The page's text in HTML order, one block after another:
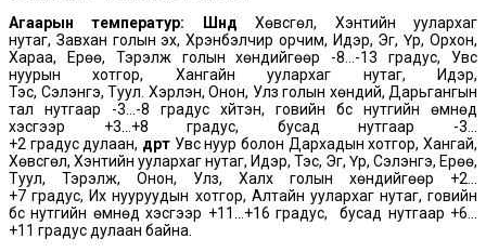
Агаарын температур: ШөнөдөөХөвсгөл, Хэнтийн уулархаг
нутаг, Завхан голын эх, Хүрэнбэлчир орчим, Идэр, Эг, Үүр, Орхон,
Хараа, Ерөө, Тэрэлж голын хөндийгөөр -8…-13 градус, Увс
нуурын хотгор, Хангайн уулархаг нутаг, Идэр,
Тэс, Сэлэнгэ, Туул. Хэрлэн, Онон, Улз голын хөндий, Дарьгангын
тал нутгаар -3…-8 градус хүйтэн, говийн бүс нутгийн өмнөд
хэсгээр +3…+8 градус, бусад нутгаар -3…
+2 градус дулаан, өдөртөө Увс нуур болон Дархадын хотгор, Хангай,
Хөвсгөл, Хэнтийн уулархаг нутаг, Идэр, Тэс, Эг, Үүр, Сэлэнгэ, Ерөө,
Туул, Тэрэлж, Онон, Улз, Халх голын хөндийгөөр +2…
+7 градус, Их нууруудын хотгор, Алтайн уулархаг нутаг, говийн
бүс нутгийн өмнөд хэсгээр +11…+16 градус, бусад нутгаар +6…
+11 градус дулаан байна.